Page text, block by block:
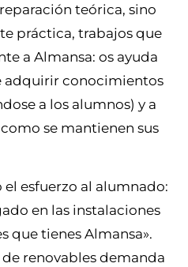
teórica, sino
práctica, trabajos que
a Almansa: os ayuda
adquirir conocimientos
a los alumnos) y a
se mantienen sus
el esfuerzo al alumnado:
en las instalaciones
que tienes Almansa».
renovables demanda